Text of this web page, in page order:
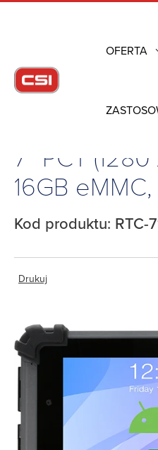
OFERTA
Komputery
7″ PCT
16GB
Kod produktu: RTC-
Drukuj